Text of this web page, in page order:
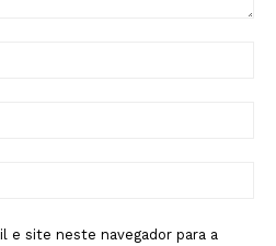
e site neste navegador para a